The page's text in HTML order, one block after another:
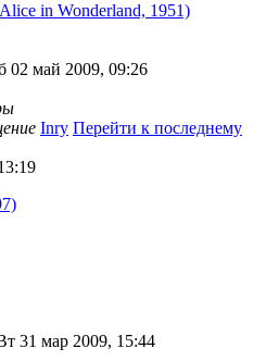
in Wonderland, 1951)
02 май 2009, 09:26
Inry Перейти к последнему
31 мар 2009, 15:44